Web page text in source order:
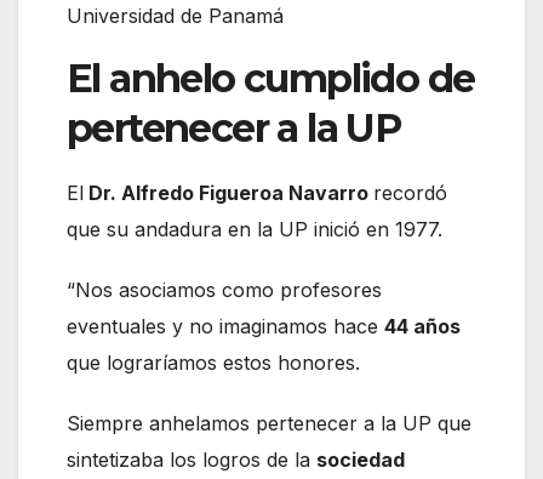
Universidad de Panamá
El anhelo cumplido de
pertenecer a la UP
El Dr. Alfredo Figueroa Navarro recordó
que su andadura en la UP inició en 1977.
“Nos asociamos como profesores
eventuales y no imaginamos hace 44 años
que lograríamos estos honores.
Siempre anhelamos pertenecer a la UP que
sintetizaba los logros de la sociedad